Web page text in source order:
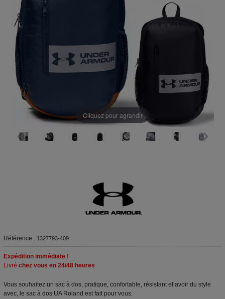
Cliquez pour agrandir
Référence : 1327793-409
Expédition immédiate !
Livré chez vous en 24/48 heures
Vous souhaitez un sac à dos, pratique, confortable, résistant et avoir du style
avec, le sac à dos UA Roland est fait pour vous.